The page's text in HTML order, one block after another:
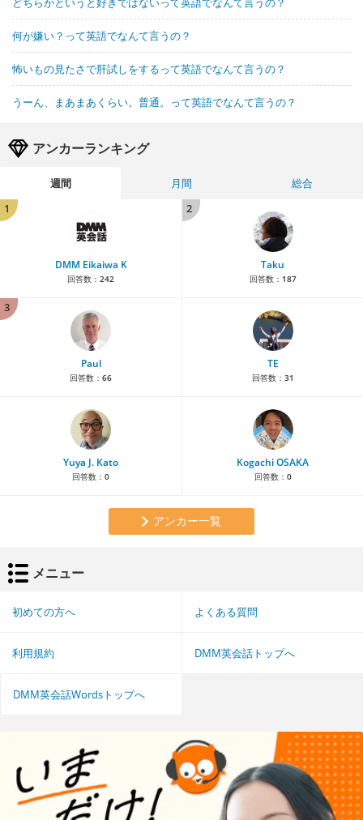
何が嫌い？って英語でなんて言うの？
怖いもの見たさで肝試しをするって英語でなんて言うの？
うーん、まあまあくらい。普通。って英語でなんて言うの？
アンカーランキング
週間 月間
総合
1
DMM Eikaiwa K
回答数： 242
2
Taku
回答数： 187
3
Paul
回答数： 66
TE
回答数： 31
Yuya J. Kato
回答数： 0
Kogachi OSAKA
回答数： 0
アンカー一覧
メニュー
初めての方へ よくある質問
利用規約 DMM英会話トップへ
DMM英会話Wordsトップへ